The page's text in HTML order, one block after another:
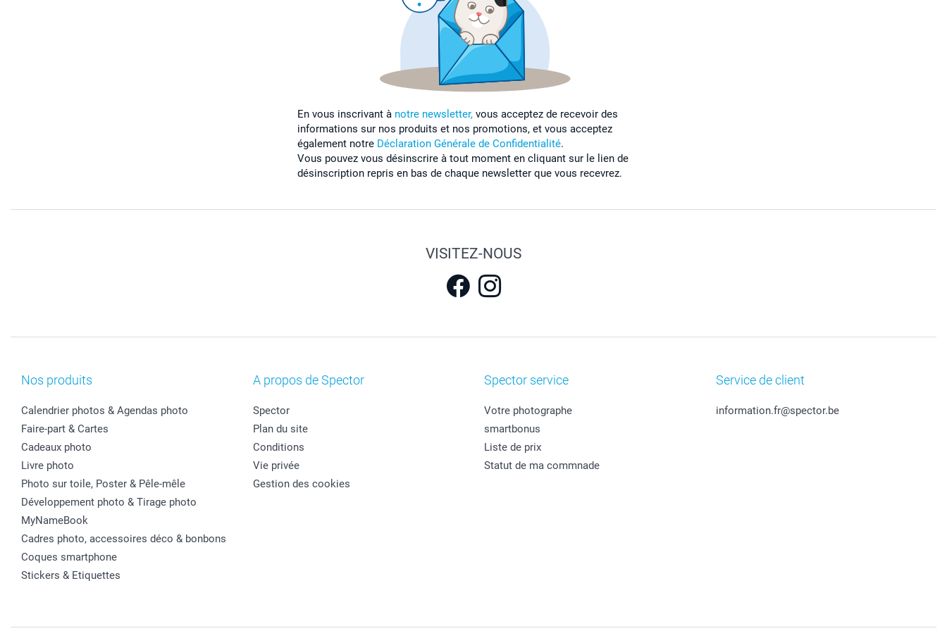
En vous inscrivant à notre newsletter, vous acceptez de recevoir des
informations sur nos produits et nos promotions, et vous acceptez
également notre Déclaration Générale de Confidentialité.
Vous pouvez vous désinscrire à tout moment en cliquant sur le lien de
désinscription repris en bas de chaque newsletter que vous recevrez.
VISITEZ-NOUS
Nos produits
Calendrier photos & Agendas photo
Faire-part & Cartes
Cadeaux photo
Livre photo
Photo sur toile, Poster & Pêle-mêle
Développement photo & Tirage photo
MyNameBook
Cadres photo, accessoires déco & bonbons
Coques smartphone
Stickers & Etiquettes
A propos de Spector
Spector
Plan du site
Conditions
Vie privée
Gestion des cookies
Spector service
Votre photographe
smartbonus
Liste de prix
Statut de ma commnade
Service de client
information.fr@spector.be